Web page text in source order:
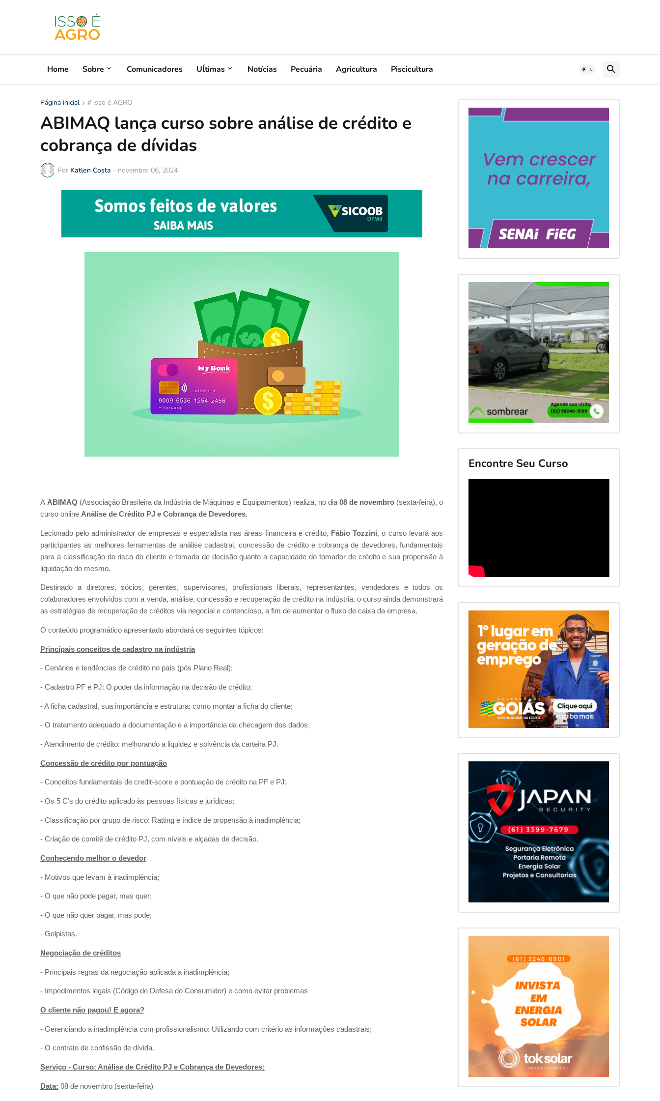
Home Sobre Comunicadores Uĺtimas Notícias Pecuária Agricultura Piscicultura
Página inicial # isso é AGRO
ABIMAQ lança curso sobre análise de crédito e
cobrança de dívidas
Por Katlen Costa - novembro 06, 2024
A ABIMAQ (Associação Brasileira da Indústria de Máquinas e Equipamentos) realiza, no dia 08 de novembro(sexta-feira), o
curso online Análise de Crédito PJ e Cobrança de Devedores.
Lecionado pelo administrador de empresas e especialista nas áreas financeira e crédito, Fábio Tozzini, o curso levará aos
participantes as melhores ferramentas de análise cadastral, concessão de crédito e cobrança de devedores, fundamentais
para a classificação do risco do cliente e tomada de decisão quanto a capacidade do tomador de crédito e sua propensão à
liquidação do mesmo.
Destinado a diretores, sócios, gerentes, supervisores, profissionais liberais, representantes, vendedores e todos os
colaboradores envolvidos com a venda, análise, concessão e recuperação de crédito na indústria, o curso ainda demonstrará
as estratégias de recuperação de créditos via negocial e contencioso, a fim de aumentar o fluxo de caixa da empresa.
O conteúdo programático apresentado abordará os seguintes tópicos:
Principais conceitos de cadastro na indústria
- Cenários e tendências de crédito no país (pós Plano Real);
- Cadastro PF e PJ: O poder da informação na decisão de crédito;
- A ficha cadastral, sua importância e estrutura: como montar a ficha do cliente;
- O tratamento adequado a documentação e a importância da checagem dos dados;
- Atendimento de crédito: melhorando a liquidez e solvência da carteira PJ.
Concessão de crédito por pontuação
- Conceitos fundamentais de credit-score e pontuação de crédito na PF e PJ;
- Os 5 C’s do crédito aplicado às pessoas físicas e jurídicas;
- Classificação por grupo de risco: Ratting e índice de propensão à inadimplência;
- Criação de comitê de crédito PJ, com níveis e alçadas de decisão.
Conhecendo melhor o devedor
- Motivos que levam à inadimplência;
- O que não pode pagar, mas quer;
- O que não quer pagar, mas pode;
- Golpistas.
Negociação de créditos
- Principais regras da negociação aplicada a inadimplência;
- Impedimentos legais (Código de Defesa do Consumidor) e como evitar problemas
O cliente não pagou! E agora?
- Gerenciando a inadimplência com profissionalismo: Utilizando com critério as informações cadastrais;
- O contrato de confissão de dívida.
Serviço - Curso: Análise de Crédito PJ e Cobrança de Devedores:
Data: 08 de novembro (sexta-feira)
Encontre Seu Curso